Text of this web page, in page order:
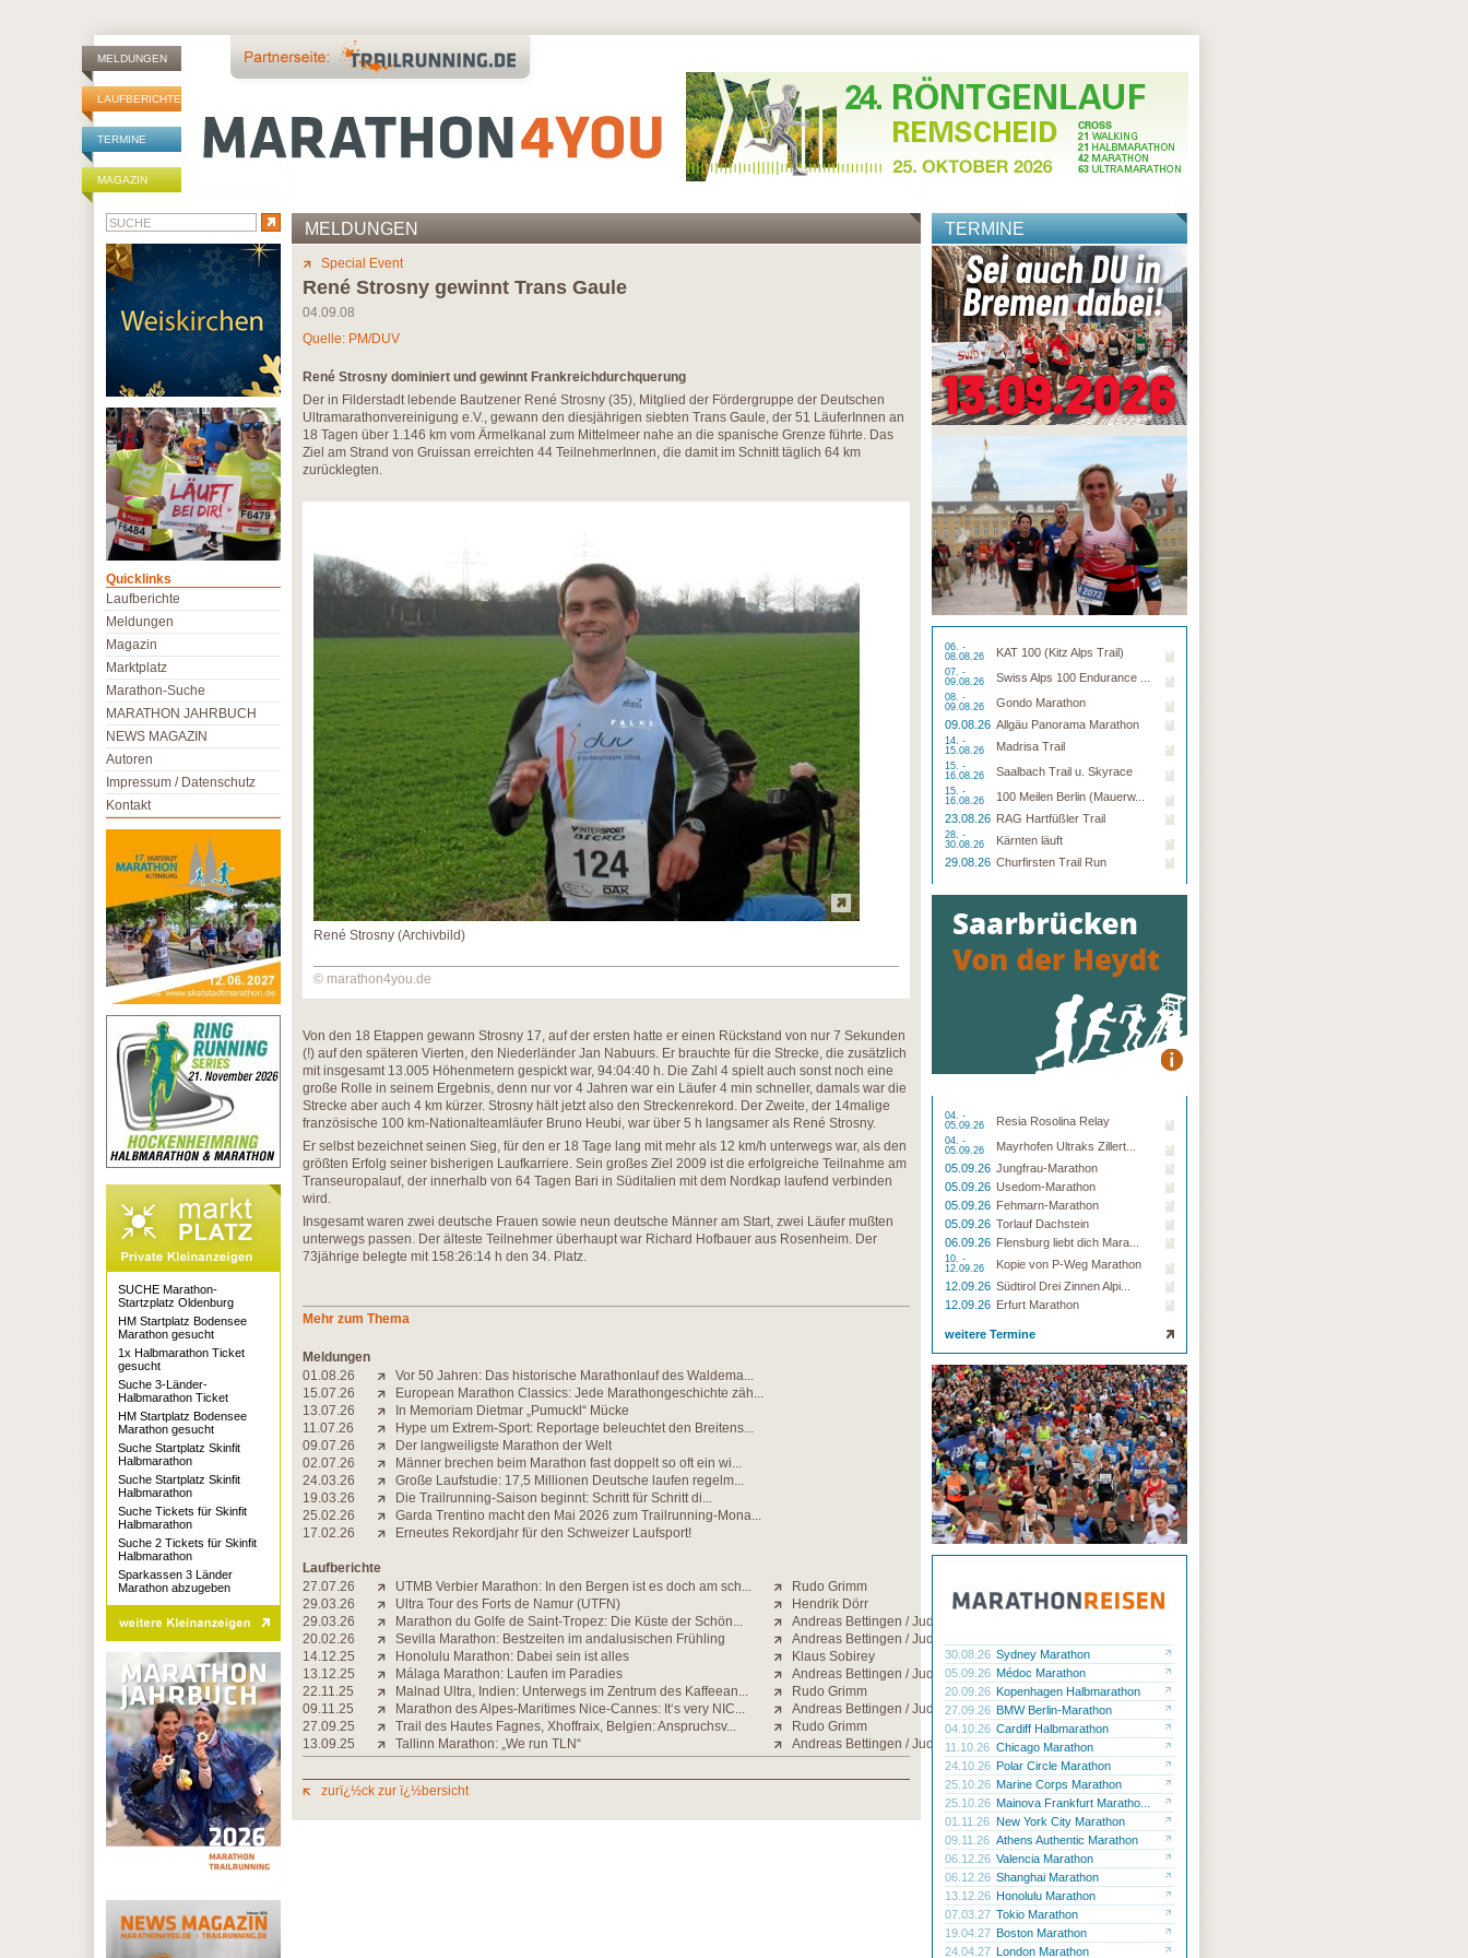
MELDUNGEN
LAUFBERICHTE
TERMINE
MAGAZIN
MELDUNGEN
Special Event
René Strosny gewinnt Trans Gaule
04.09.08
Quelle: PM/DUV
René Strosny dominiert und gewinnt Frankreichdurchquerung
Der in Filderstadt lebende Bautzener René Strosny (35), Mitglied der Fördergruppe der Deutschen
Ultramarathonvereinigung e.V., gewann den diesjährigen siebten Trans Gaule, der 51 LäuferInnen an
18 Tagen über 1.146 km vom Ärmelkanal zum Mittelmeer nahe an die spanische Grenze führte. Das
Ziel am Strand von Gruissan erreichten 44 TeilnehmerInnen, die damit im Schnitt täglich 64 km
zurücklegten.
René Strosny (Archivbild)
© marathon4you.de
Von den 18 Etappen gewann Strosny 17, auf der ersten hatte er einen Rückstand von nur 7 Sekunden
(!) auf den späteren Vierten, den Niederländer Jan Nabuurs. Er brauchte für die Strecke, die zusätzlich
mit insgesamt 13.005 Höhenmetern gespickt war, 94:04:40 h. Die Zahl 4 spielt auch sonst noch eine
große Rolle in seinem Ergebnis, denn nur vor 4 Jahren war ein Läufer 4 min schneller, damals war die
Strecke aber auch 4 km kürzer. Strosny hält jetzt also den Streckenrekord. Der Zweite, der 14malige
französische 100 km-Nationalteamläufer Bruno Heubi, war über 5 h langsamer als René Strosny.
Er selbst bezeichnet seinen Sieg, für den er 18 Tage lang mit mehr als 12 km/h unterwegs war, als den
größten Erfolg seiner bisherigen Laufkarriere. Sein großes Ziel 2009 ist die erfolgreiche Teilnahme am
Transeuropalauf, der innerhalb von 64 Tagen Bari in Süditalien mit dem Nordkap laufend verbinden
wird.
Insgesamt waren zwei deutsche Frauen sowie neun deutsche Männer am Start, zwei Läufer mußten
unterwegs passen. Der älteste Teilnehmer überhaupt war Richard Hofbauer aus Rosenheim. Der
73jährige belegte mit 158:26:14 h den 34. Platz.
Mehr zum Thema
Meldungen
01.08.26
Vor 50 Jahren: Das historische Marathonlauf des Waldema...
15.07.26
European Marathon Classics: Jede Marathongeschichte zäh...
13.07.26
In Memoriam Dietmar „Pumuckl“ Mücke
11.07.26
Hype um Extrem-Sport: Reportage beleuchtet den Breitens...
09.07.26
Der langweiligste Marathon der Welt
02.07.26
Männer brechen beim Marathon fast doppelt so oft ein wi...
24.03.26
Große Laufstudie: 17,5 Millionen Deutsche laufen regelm...
19.03.26
Die Trailrunning-Saison beginnt: Schritt für Schritt di...
25.02.26
Garda Trentino macht den Mai 2026 zum Trailrunning-Mona...
17.02.26
Erneutes Rekordjahr für den Schweizer Laufsport!
Laufberichte
27.07.26
UTMB Verbier Marathon: In den Bergen ist es doch am sch...
Rudo Grimm
29.03.26
Ultra Tour des Forts de Namur (UTFN)
Hendrik Dörr
29.03.26
Marathon du Golfe de Saint-Tropez: Die Küste der Schön...
Andreas Bettingen / Judith Strack
20.02.26
Sevilla Marathon: Bestzeiten im andalusischen Frühling
Andreas Bettingen / Judith Strack
14.12.25
Honolulu Marathon: Dabei sein ist alles
Klaus Sobirey
13.12.25
Málaga Marathon: Laufen im Paradies
Andreas Bettingen / Judith Strack
22.11.25
Malnad Ultra, Indien: Unterwegs im Zentrum des Kaffeean...
Rudo Grimm
09.11.25
Marathon des Alpes-Maritimes Nice-Cannes: It‘s very NIC...
Andreas Bettingen / Judith Strack
27.09.25
Trail des Hautes Fagnes, Xhoffraix, Belgien: Anspruchsv...
Rudo Grimm
13.09.25
Tallinn Marathon: „We run TLN“ Andreas Bettingen / Judith Strack
zurï¿½ck zur ï¿½bersicht
TERMINE
06. -
08.08.26
KAT 100 (Kitz Alps Trail)
07. -
09.08.26
Swiss Alps 100 Endurance ...
08. -
09.08.26
Gondo Marathon
09.08.26 Allgäu Panorama Marathon
14. -
15.08.26
Madrisa Trail
15. -
16.08.26
Saalbach Trail u. Skyrace
15. -
16.08.26
100 Meilen Berlin (Mauerw...
23.08.26 RAG Hartfüßler Trail
28. -
30.08.26
Kärnten läuft
29.08.26 Churfirsten Trail Run
04. -
05.09.26
Resia Rosolina Relay
04. -
05.09.26
Mayrhofen Ultraks Zillert...
05.09.26 Jungfrau-Marathon
05.09.26 Usedom-Marathon
05.09.26 Fehmarn-Marathon
05.09.26 Torlauf Dachstein
06.09.26 Flensburg liebt dich Mara...
10. -
12.09.26
Kopie von P-Weg Marathon
12.09.26 Südtirol Drei Zinnen Alpi...
12.09.26 Erfurt Marathon
weitere Termine
30.08.26 Sydney Marathon
05.09.26 Médoc Marathon
20.09.26 Kopenhagen Halbmarathon
27.09.26 BMW Berlin-Marathon
04.10.26 Cardiff Halbmarathon
11.10.26 Chicago Marathon
24.10.26 Polar Circle Marathon
25.10.26 Marine Corps Marathon
25.10.26 Mainova Frankfurt Maratho...
01.11.26 New York City Marathon
09.11.26 Athens Authentic Marathon
06.12.26 Valencia Marathon
06.12.26 Shanghai Marathon
13.12.26 Honolulu Marathon
07.03.27 Tokio Marathon
19.04.27 Boston Marathon
24.04.27 London Marathon
Quicklinks
Laufberichte
Meldungen
Magazin
Marktplatz
Marathon-Suche
MARATHON JAHRBUCH
NEWS MAGAZIN
Autoren
Impressum / Datenschutz
Kontakt
SUCHE Marathon-
Startzplatz Oldenburg
HM Startplatz Bodensee
Marathon gesucht
1x Halbmarathon Ticket
gesucht
Suche 3-Länder-
Halbmarathon Ticket
HM Startplatz Bodensee
Marathon gesucht
Suche Startplatz Skinfit
Halbmarathon
Suche Startplatz Skinfit
Halbmarathon
Suche Tickets für Skinfit
Halbmarathon
Suche 2 Tickets für Skinfit
Halbmarathon
Sparkassen 3 Länder
Marathon abzugeben